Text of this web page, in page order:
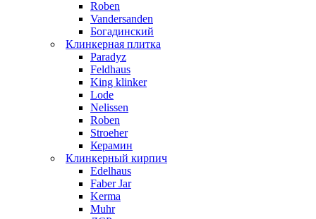
Roben
Vandersanden
Богадинский
Клинкерная плитка
Paradyz
Feldhaus
King klinker
Lode
Nelissen
Roben
Stroeher
Керамин
Клинкерный кирпич
Edelhaus
Faber Jar
Kerma
Muhr